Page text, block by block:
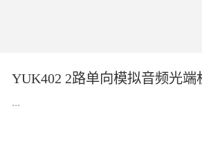
YUK402 2路单向模拟音频光端
...